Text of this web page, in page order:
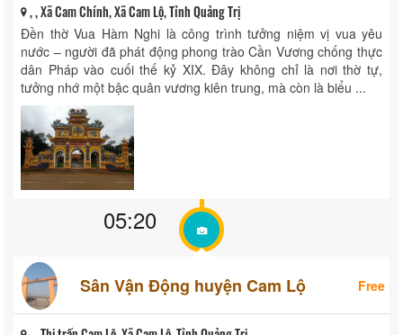
, , Xã Cam Chính, Xã Cam Lộ, Tỉnh Quảng Trị
Đền thờ Vua Hàm Nghi là công trình tưởng niệm vị vua yêu
nước – người đã phát động phong trào Cần Vương chống thực
dân Pháp vào cuối thế kỷ XIX. Đây không chỉ là nơi thờ tự,
tưởng nhớ một bậc quân vương kiên trung, mà còn là biểu ...
05:20
Sân Vận Động huyện Cam Lộ Free